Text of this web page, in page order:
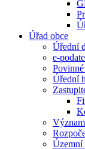
Úřad obce
Úřední
e-
Úřední
Územní